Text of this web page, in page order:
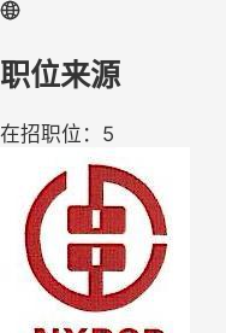
职位来源
在招职位：5